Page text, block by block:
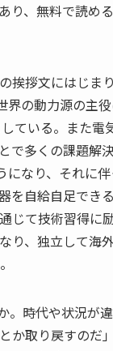
り、無料で読め
挨拶文にはじま
界の動力源の主
ている。また電
で多くの課題解
になり、それに
を自給自足でき
じて技術習得に
り、独立して海
。時代や状況が
か取り戻すのだ